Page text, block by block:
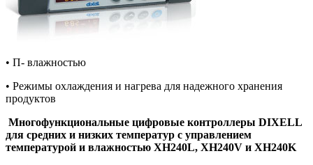
• П- влажностью
• Режимы охлаждения и нагрева для надежного хранения
продуктов
Многофункциональные цифровые контроллеры DIXELL
для средних и низких температур с управлением
температурой и влажностью XH240L, XH240V и XH240K